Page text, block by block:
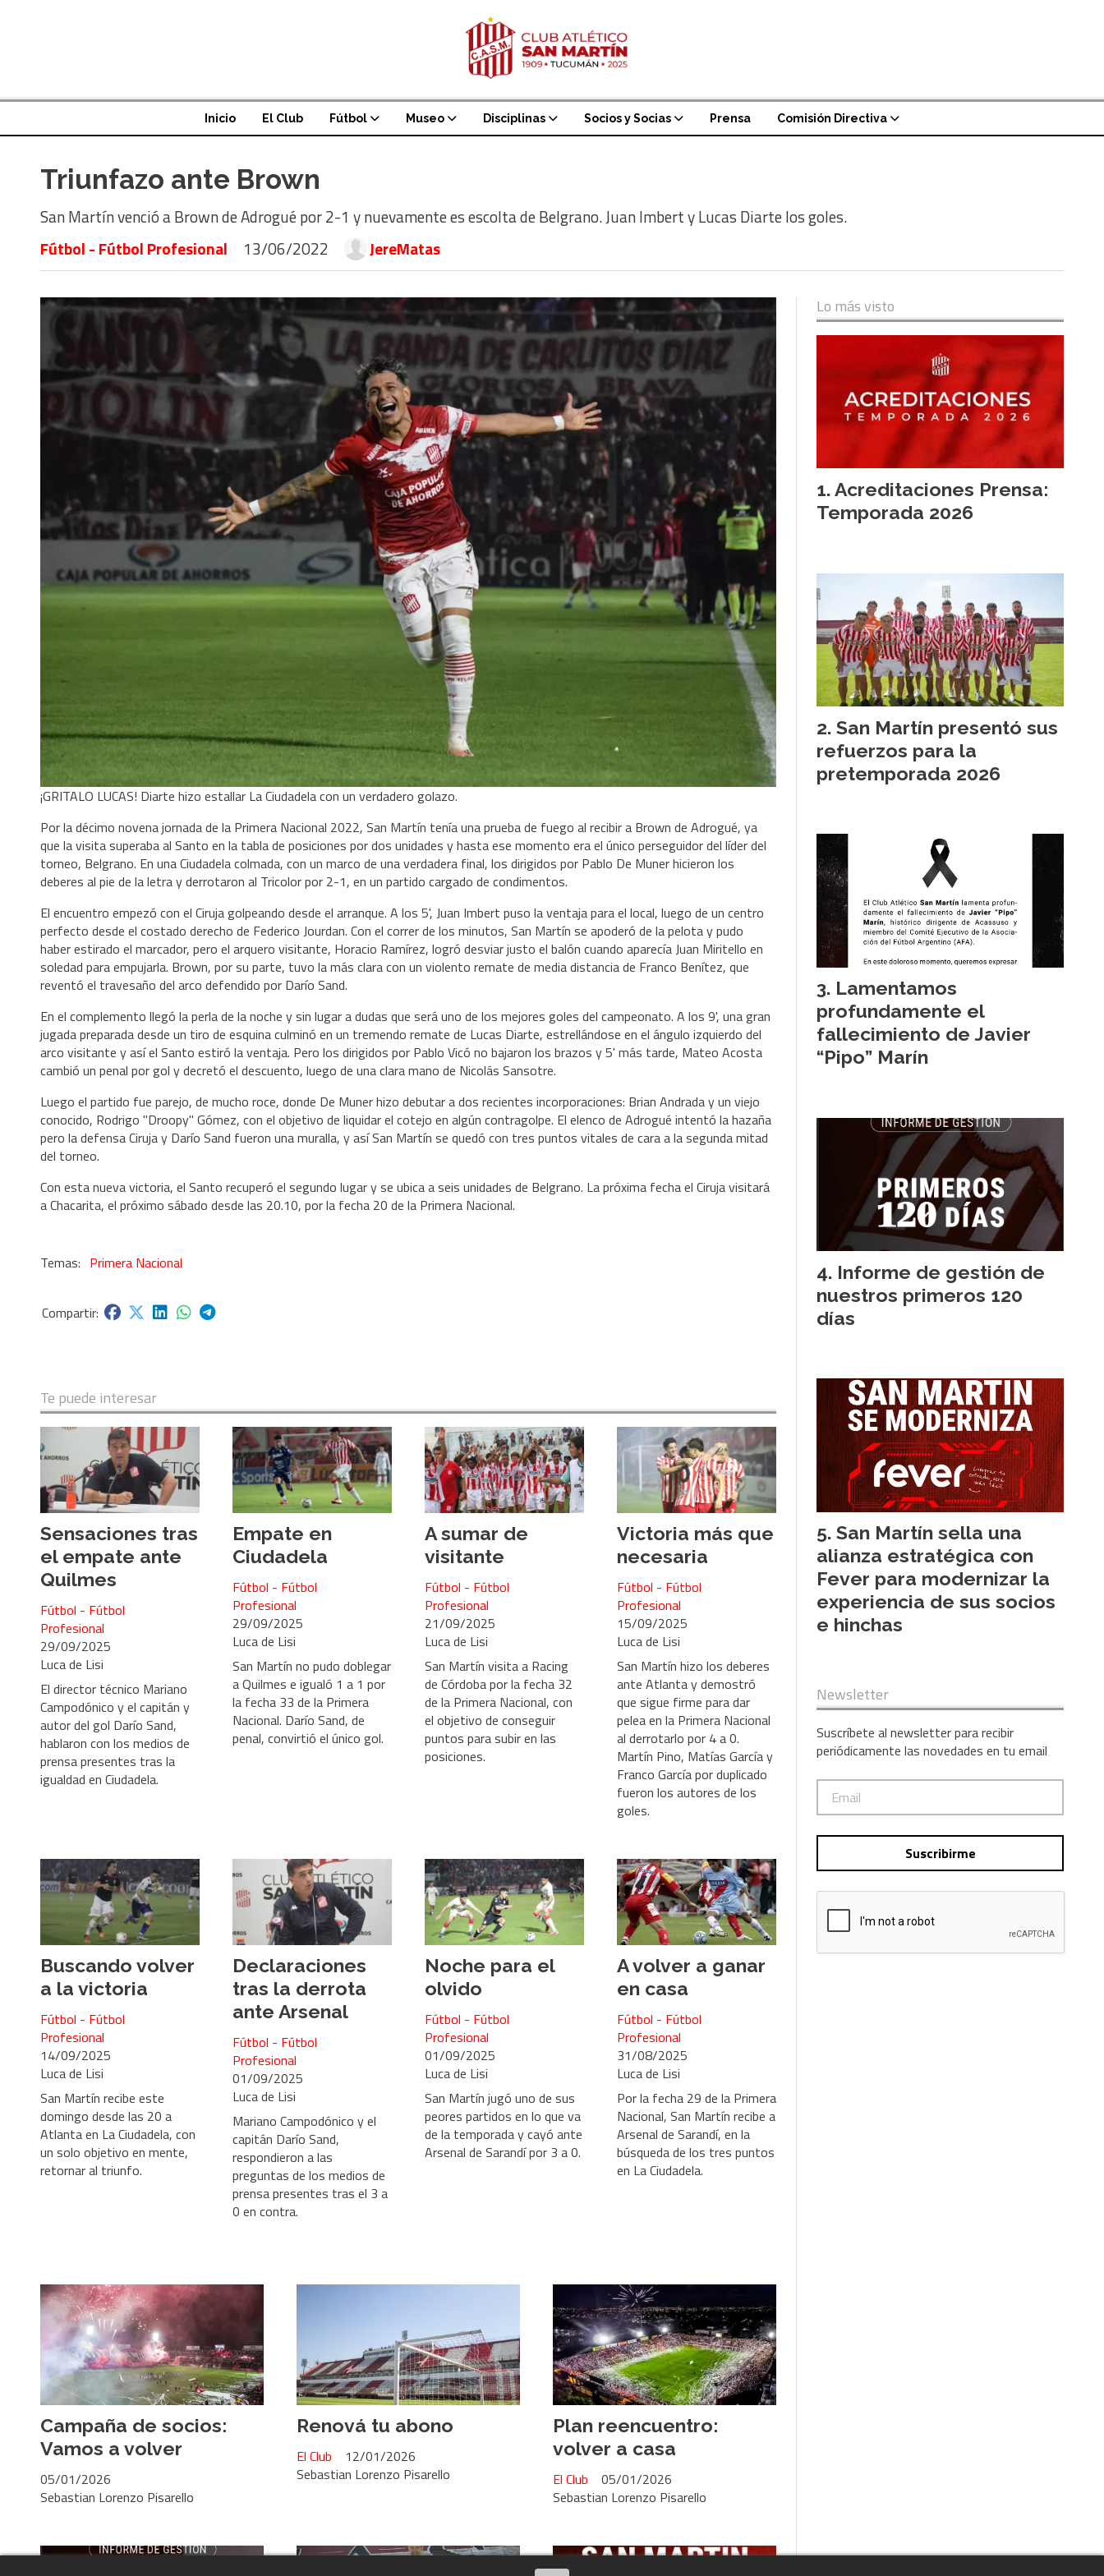
Inicio El Club Fútbol Museo Disciplinas Socios y Socias Prensa Comisión Directiva
Triunfazo ante Brown
San Martín venció a Brown de Adrogué por 2-1 y nuevamente es escolta de Belgrano. Juan Imbert y Lucas Diarte los goles.
Fútbol - Fútbol Profesional
13/06/2022 JereMatas
¡GRITALO LUCAS! Diarte hizo estallar La Ciudadela con un verdadero golazo.
Por la décimo novena jornada de la Primera Nacional 2022, San Martín tenía una prueba de fuego al recibir a Brown de Adrogué, ya
que la visita superaba al Santo en la tabla de posiciones por dos unidades y hasta ese momento era el único perseguidor del líder del
torneo, Belgrano. En una Ciudadela colmada, con un marco de una verdadera final, los dirigidos por Pablo De Muner hicieron los
deberes al pie de la letra y derrotaron al Tricolor por 2-1, en un partido cargado de condimentos.
El encuentro empezó con el Ciruja golpeando desde el arranque. A los 5', Juan Imbert puso la ventaja para el local, luego de un centro
perfecto desde el costado derecho de Federico Jourdan. Con el correr de los minutos, San Martín se apoderó de la pelota y pudo
haber estirado el marcador, pero el arquero visitante, Horacio Ramírez, logró desviar justo el balón cuando aparecía Juan Miritello en
soledad para empujarla. Brown, por su parte, tuvo la más clara con un violento remate de media distancia de Franco Benítez, que
reventó el travesaño del arco defendido por Darío Sand.
En el complemento llegó la perla de la noche y sin lugar a dudas que será uno de los mejores goles del campeonato. A los 9', una gran
jugada preparada desde un tiro de esquina culminó en un tremendo remate de Lucas Diarte, estrellándose en el ángulo izquierdo del
arco visitante y así el Santo estiró la ventaja. Pero los dirigidos por Pablo Vicó no bajaron los brazos y 5' más tarde, Mateo Acosta
cambió un penal por gol y decretó el descuento, luego de una clara mano de Nicolás Sansotre.
Luego el partido fue parejo, de mucho roce, donde De Muner hizo debutar a dos recientes incorporaciones: Brian Andrada y un viejo
conocido, Rodrigo "Droopy" Gómez, con el objetivo de liquidar el cotejo en algún contragolpe. El elenco de Adrogué intentó la hazaña
pero la defensa Ciruja y Darío Sand fueron una muralla, y así San Martín se quedó con tres puntos vitales de cara a la segunda mitad
del torneo.
Con esta nueva victoria, el Santo recuperó el segundo lugar y se ubica a seis unidades de Belgrano. La próxima fecha el Ciruja visitará
a Chacarita, el próximo sábado desde las 20.10, por la fecha 20 de la Primera Nacional.
Primera Nacional
Te puede interesar
Sensaciones tras
el empate ante
Quilmes
Luca de Lisi
Fútbol - Fútbol
Profesional
29/09/2025
El director técnico Mariano
Campodónico y el capitán y
autor del gol Darío Sand,
hablaron con los medios de
prensa presentes tras la
igualdad en Ciudadela.
Empate en
Ciudadela
Luca de Lisi
Fútbol - Fútbol
Profesional
29/09/2025
San Martín no pudo doblegar
a Quilmes e igualó 1 a 1 por
la fecha 33 de la Primera
Nacional. Darío Sand, de
penal, convirtió el único gol.
A sumar de
visitante
Luca de Lisi
Fútbol - Fútbol
Profesional
21/09/2025
San Martín visita a Racing
de Córdoba por la fecha 32
de la Primera Nacional, con
el objetivo de conseguir
puntos para subir en las
posiciones.
Victoria más que
necesaria
Luca de Lisi
Fútbol - Fútbol
Profesional
15/09/2025
San Martín hizo los deberes
ante Atlanta y demostró
que sigue firme para dar
pelea en la Primera Nacional
al derrotarlo por 4 a 0.
Martín Pino, Matías García y
Franco García por duplicado
fueron los autores de los
goles.
Buscando volver
a la victoria
Luca de Lisi
Fútbol - Fútbol
Profesional
14/09/2025
San Martín recibe este
domingo desde las 20 a
Atlanta en La Ciudadela, con
un solo objetivo en mente,
retornar al triunfo.
Declaraciones
tras la derrota
ante Arsenal
Luca de Lisi
Fútbol - Fútbol
Profesional
01/09/2025
Mariano Campodónico y el
capitán Darío Sand,
respondieron a las
preguntas de los medios de
prensa presentes tras el 3 a
0 en contra.
Noche para el
olvido
Luca de Lisi
Fútbol - Fútbol
Profesional
01/09/2025
San Martín jugó uno de sus
peores partidos en lo que va
de la temporada y cayó ante
Arsenal de Sarandí por 3 a 0.
A volver a ganar
en casa
Luca de Lisi
Fútbol - Fútbol
Profesional
31/08/2025
Por la fecha 29 de la Primera
Nacional, San Martín recibe a
Arsenal de Sarandí, en la
búsqueda de los tres puntos
en La Ciudadela.
Campaña de socios:
Vamos a volver
Sebastian Lorenzo Pisarello
05/01/2026
Renová tu abono
Sebastian Lorenzo Pisarello
El Club 12/01/2026
Plan reencuentro:
volver a casa
Sebastian Lorenzo Pisarello
El Club 05/01/2026
Lo más visto
Acreditaciones Prensa:
Temporada 2026
San Martín presentó sus
refuerzos para la
pretemporada 2026
Lamentamos
profundamente el
fallecimiento de Javier
“Pipo” Marín
Informe de gestión de
nuestros primeros 120
días
San Martín sella una
alianza estratégica con
Fever para modernizar la
experiencia de sus socios
e hinchas
Newsletter
Suscríbete al newsletter para recibir
periódicamente las novedades en tu email
Suscribirme